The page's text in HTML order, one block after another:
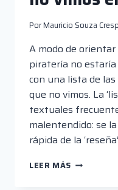
PorMauricio Souza
A modo de
piratería no estaría
con una lista de
que no vimos. La
textuales
malentendido: se
rápida de la
LEER MÁS LAS